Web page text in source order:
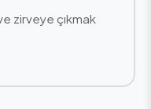
zirveye çıkmak